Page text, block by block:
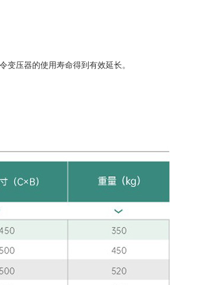
压器的使用寿命得到有效延长。